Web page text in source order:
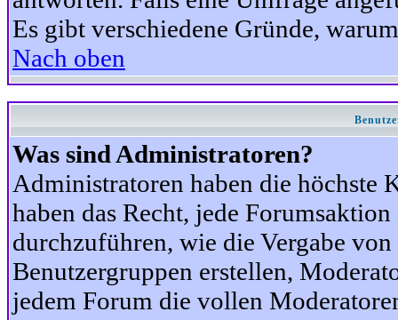
Es gibt verschiedene Gründe,
Nach oben
Was sind Administratoren?
Administratoren haben die höchste
haben das Recht, jede
durchzuführen, wie die Vergabe
Benutzergruppen erstellen,
jedem Forum die vollen